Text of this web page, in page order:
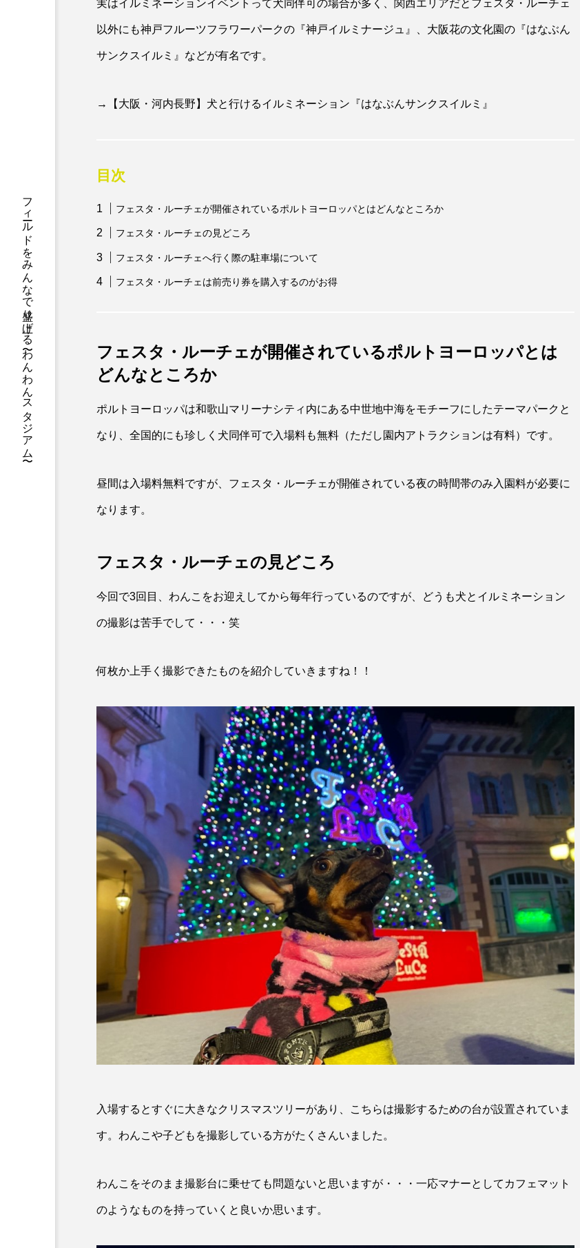
フィールドをみんなで盛り上げる 〜わんわんスタジアム〜
実はイルミネーションイベントって犬同伴可の場合が多く、関西エリアだとフェスタ・ルーチェ
以外にも神戸フルーツフラワーパークの『神戸イルミナージュ』、大阪花の文化園の『はなぶん
サンクスイルミ』などが有名です。
→ 【大阪・河内長野】犬と行けるイルミネーション『はなぶんサンクスイルミ』
目次
フェスタ・ルーチェが開催されているポルトヨーロッパとはどんなところか
フェスタ・ルーチェの見どころ
フェスタ・ルーチェへ行く際の駐車場について
フェスタ・ルーチェは前売り券を購入するのがお得
フェスタ・ルーチェが開催されているポルトヨーロッパとは
どんなところか
ポルトヨーロッパは和歌山マリーナシティ内にある中世地中海をモチーフにしたテーマパークと
なり、全国的にも珍しく犬同伴可で入場料も無料（ただし園内アトラクションは有料）です。
昼間は入場料無料ですが、フェスタ・ルーチェが開催されている夜の時間帯のみ入園料が必要に
なります。
フェスタ・ルーチェの見どころ
今回で3回目、わんこをお迎えしてから毎年行っているのですが、どうも犬とイルミネーション
の撮影は苦手でして・・・笑
何枚か上手く撮影できたものを紹介していきますね！！
入場するとすぐに大きなクリスマスツリーがあり、こちらは撮影するための台が設置されていま
す。わんこや子どもを撮影している方がたくさんいました。
わんこをそのまま撮影台に乗せても問題ないと思いますが・・・一応マナーとしてカフェマット
のようなものを持っていくと良いか思います。